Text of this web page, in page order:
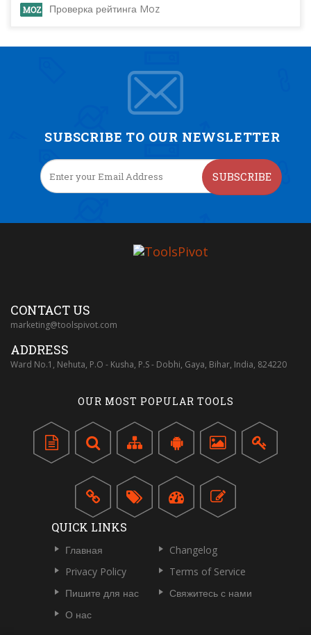
Проверка рейтинга Moz
SUBSCRIBE TO OUR NEWSLETTER
SUBSCRIBE
CONTACT US
marketing@toolspivot.com
ADDRESS
Ward No.1, Nehuta, P.O - Kusha, P.S - Dobhi, Gaya, Bihar, India, 824220
OUR MOST POPULAR TOOLS
QUICK LINKS
Главная
Changelog
Privacy Policy
Terms of Service
Пишите для нас
Свяжитесь с нами
О нас